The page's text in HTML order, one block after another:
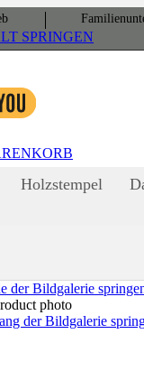
SPRINGEN
Holzstempel
der Bildgalerie
der Bildgalerie